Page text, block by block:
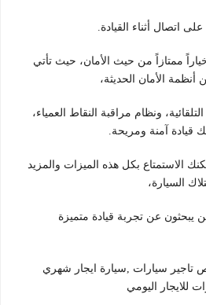
اتصال أثناء القيادة.
سبورتاج 2024 أيضاً خياراً ممتازاً من حيث الأمان، حيث تأتي
الأمان الحديثة،
ونظام مراقبة النقاط العمياء،
قيادة آمنة ومريحة.
كيا سبورتاج 2024، يمكنك الاستمتاع بكل هذه الميزات والمزيد
السيارة،
يبحثون عن تجربة قيادة متميزة
تاجير سيارات ,سيارة ايجار شهري
للايجار اليومي